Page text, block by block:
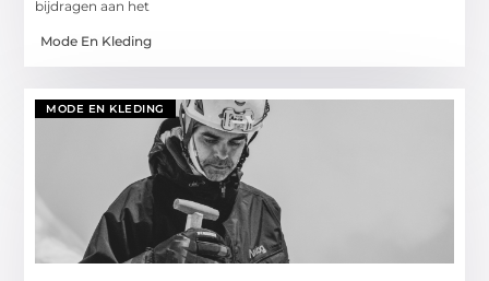
bijdragen aan het
Mode En Kleding
MODE EN KLEDING